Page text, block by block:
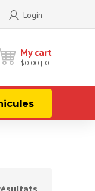
Login
My cart
$0.00 0